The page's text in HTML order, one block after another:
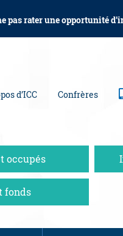
pas rater une opportunité
d’ICC Confrères
occupés
fonds